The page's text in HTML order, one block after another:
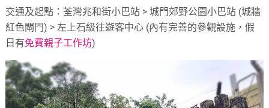
交通及起點：荃灣兆和街小巴站 > 城門郊野公園小巴站 (城牆
紅色閘門) > 左上石級往遊客中心 (內有完善的參觀設施，假
日有免費親子工作坊)